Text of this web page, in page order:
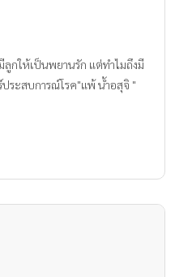
ลูกให้เป็นพยานรัก แต่ทำไมถึงมี
ระสบการณ์โรค"แพ้ น้ำอสุจิ "